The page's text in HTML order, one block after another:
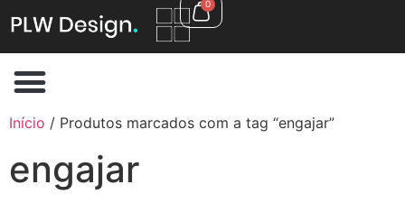
0
Início / Produtos marcados com a tag “engajar”
engajar